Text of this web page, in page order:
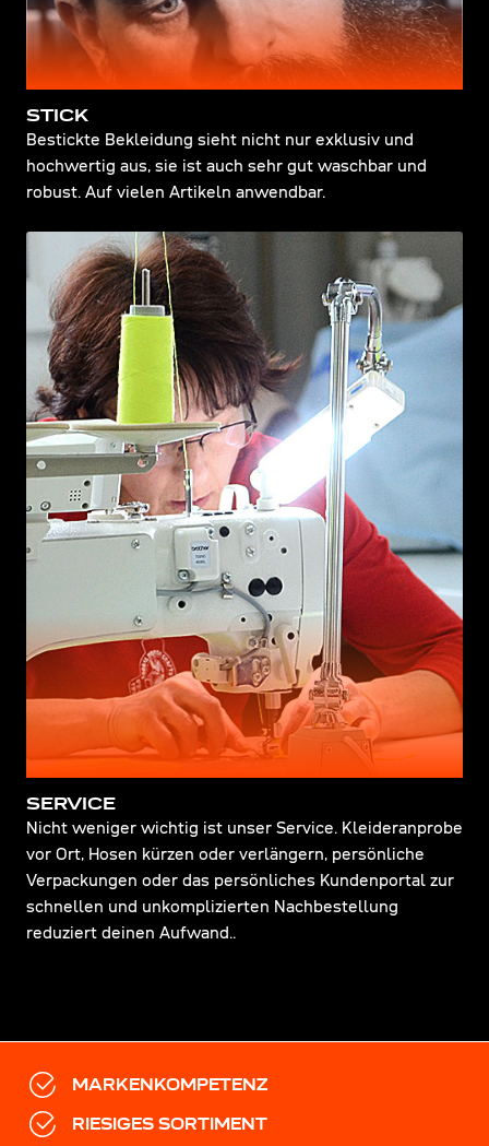
STICK
Bestickte Bekleidung sieht nicht nur exklusiv und
hochwertig aus, sie ist auch sehr gut waschbar und
robust. Auf vielen Artikeln anwendbar.
SERVICE
Nicht weniger wichtig ist unser Service. Kleideranprobe
vor Ort, Hosen kürzen oder verlängern, persönliche
Verpackungen oder das persönliches Kundenportal zur
schnellen und unkomplizierten Nachbestellung
reduziert deinen Aufwand..
MARKENKOMPETENZ
RIESIGES SORTIMENT